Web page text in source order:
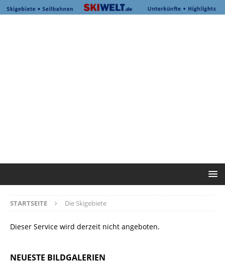
STARTSEITE Die Skigebiete
Dieser Service wird derzeit nicht angeboten.
NEUESTE BILDGALERIEN